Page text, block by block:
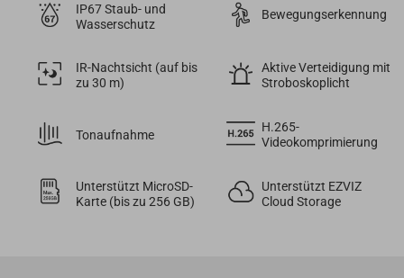
IP67 Staub- und
Wasserschutz
Bewegungserkennung
IR-Nachtsicht (auf bis
zu 30 m)
Aktive Verteidigung mit
Stroboskoplicht
Tonaufnahme
H.265-
Videokomprimierung
Unterstützt MicroSD-
Karte (bis zu 256 GB)
Unterstützt EZVIZ
Cloud Storage